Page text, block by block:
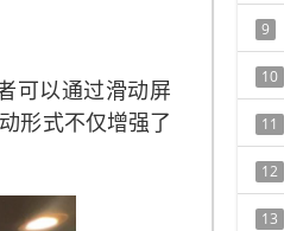
可以通过滑动屏
形式不仅增强了
9
10
11
12
13